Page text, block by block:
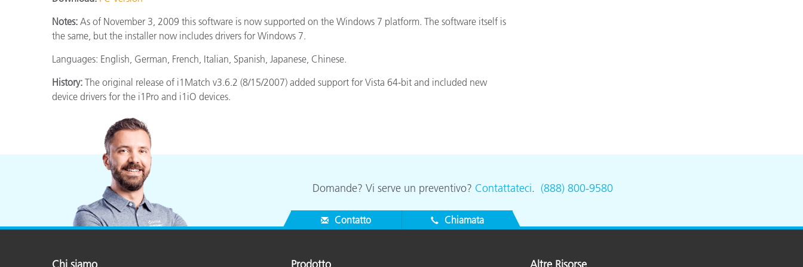
Carta
Notes: As of November 3, 2009 this software is now supported on the Windows 7 platform. The software itself is
the same, but the installer now includes drivers for Windows 7.
Languages: English, German, French, Italian, Spanish, Japanese, Chinese.
History: The original release of i1Match v3.6.2 (8/15/2007) added support for Vista 64-bit and included new
device drivers for the i1Pro and i1iO devices.
Domande? Vi serve un preventivo? Contattateci. (888) 800-9580
Contatto Chiamata